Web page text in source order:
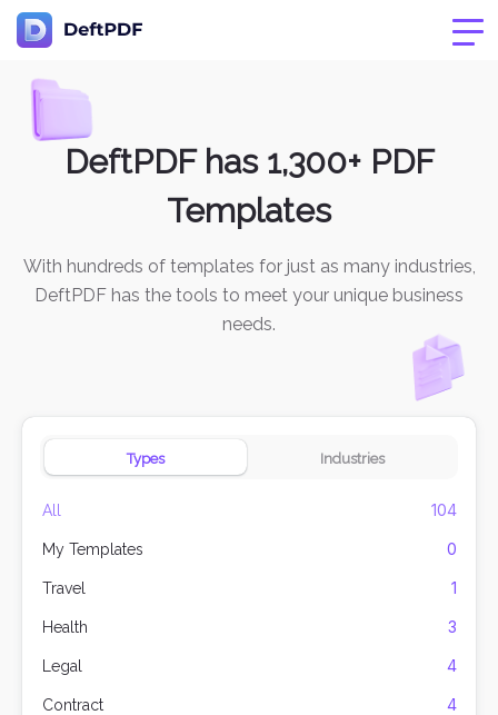
DeftPDF has 1,300+ PDF
Templates
With hundreds of templates for just as many industries,
DeftPDF has the tools to meet your unique business
needs.
Types Industries
All 104
My Templates 0
Travel 1
Health 3
Legal 4
Contract 4